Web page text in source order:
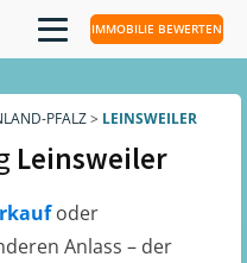
IMMOBILIE BEWERTEN
PFALZ> LEINSWEILER
Leinsweiler
oder
Anlass – der